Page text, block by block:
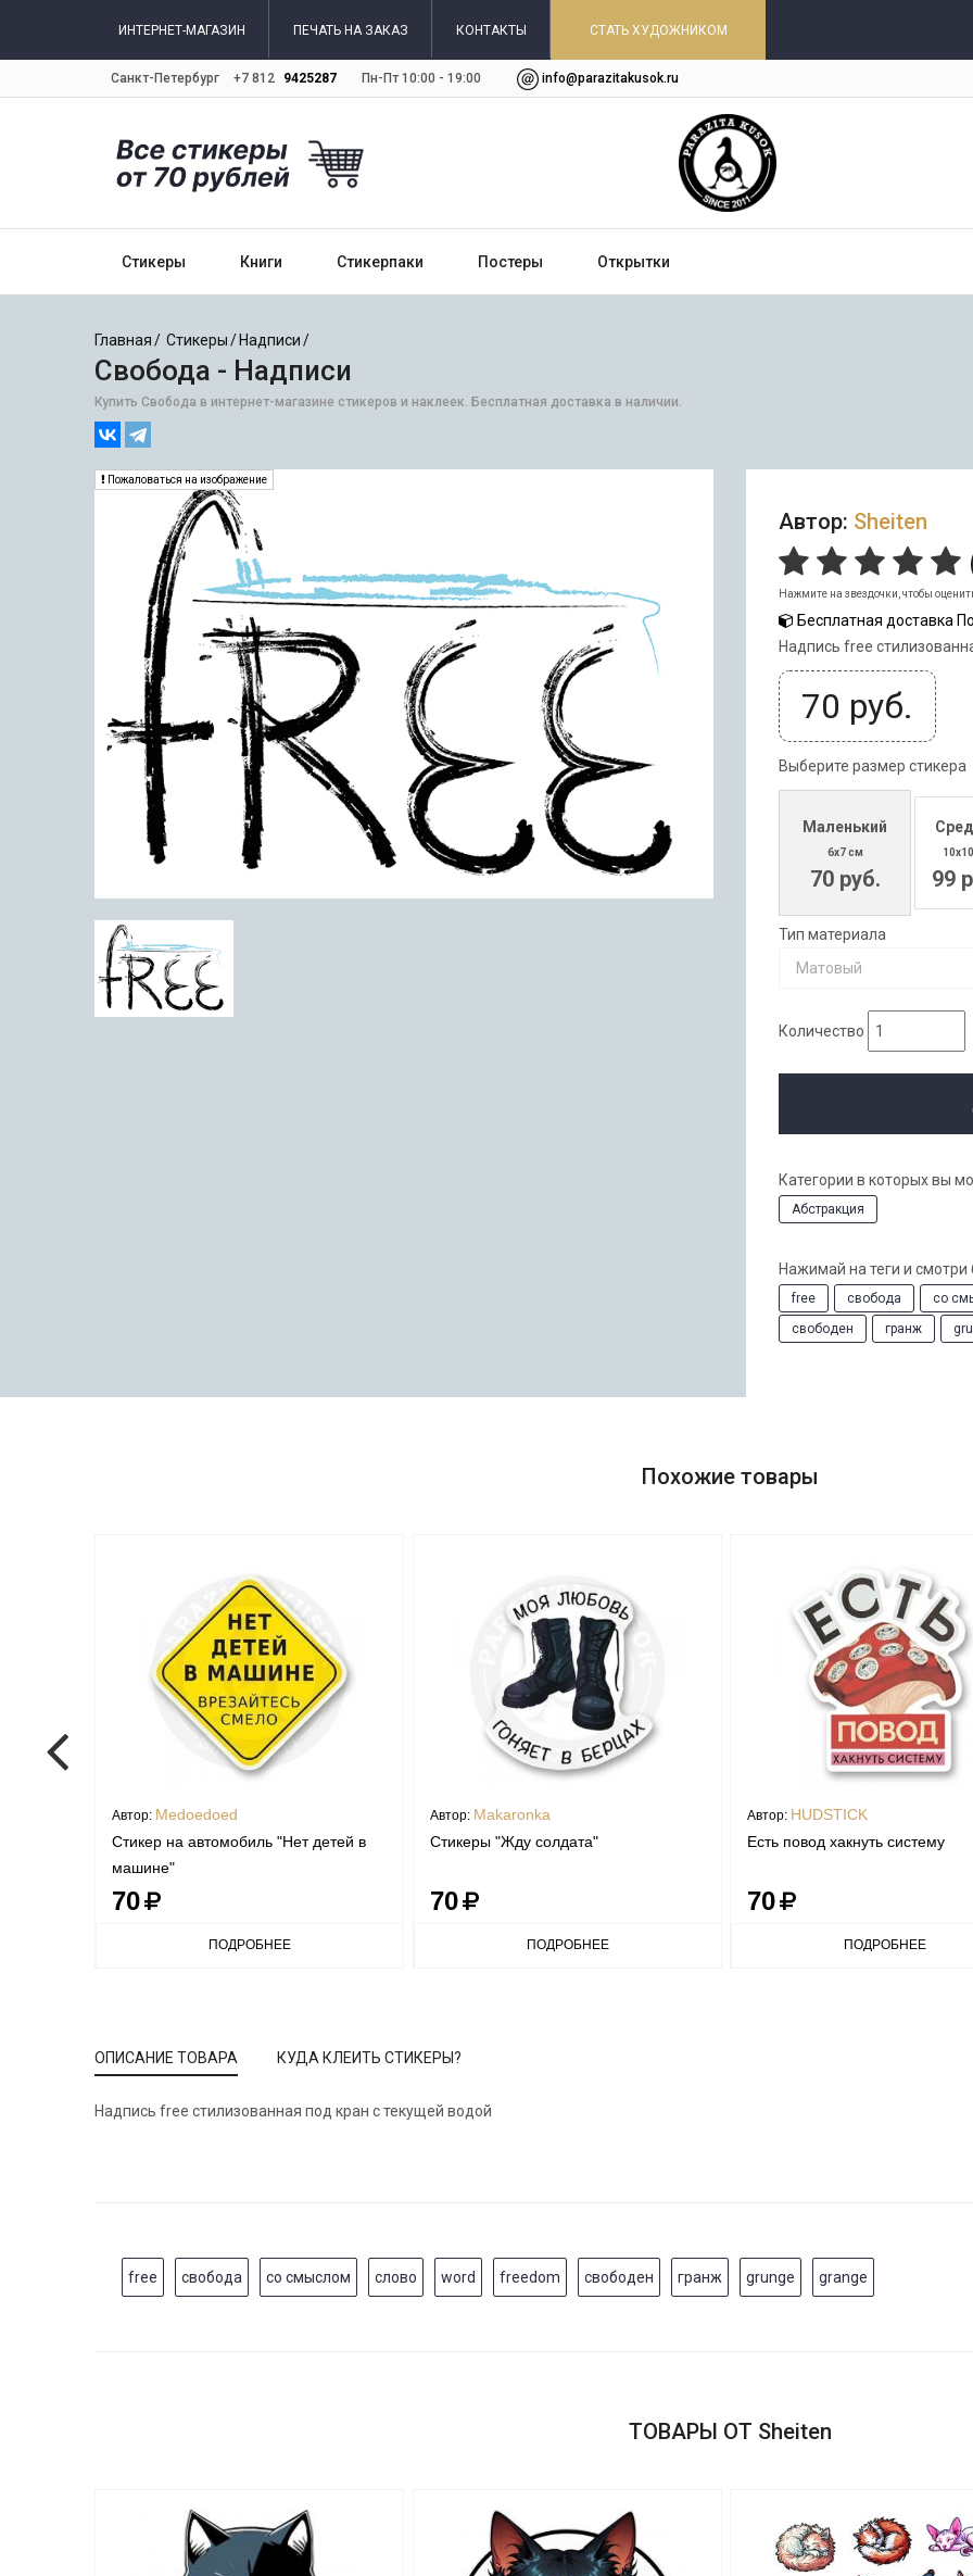
ИНТЕРНЕТ-МАГАЗИН ПЕЧАТЬ НА ЗАКАЗ КОНТАКТЫ СТАТЬ ХУДОЖНИКОМ
Санкт-Петербург +7 812 9425287 Пн-Пт 10:00 - 19:00 info@parazitakusok.ru
Стикеры Книги Стикерпаки Постеры Открытки
Главная Стикеры Надписи
Свобода - Надписи
Купить Свобода в интернет-магазине стикеров и наклеек. Бесплатная доставка в наличии.
Пожаловаться на изображение
Автор: Sheiten
Нажмите на звездочки, чтобы
Бесплатная доставка
Надпись free
70 руб.
Выберите размер стикера
Маленький
6x7 см
70 руб. 99
Тип материала
Матовый
Количество
Категории в которых вы
Абстракция
Нажимай на теги и
free свобода со
свободен
гранж
Похожие товары
Автор: Medoedoed
Стикер на автомобиль "Нет детей в
машине"
70
ПОДРОБНЕЕ
Автор: Makaronka
Стикеры "Жду солдата"
70
ПОДРОБНЕЕ
Автор: HUDSTICK
Есть повод хакнуть систему
70
ПОДРОБНЕЕ
ОПИСАНИЕ ТОВАРА КУДА КЛЕИТЬ СТИКЕРЫ?
Надпись free стилизованная под кран с текущей водой
free свобода со смыслом слово word freedom свободен гранж grunge grange
ТОВАРЫ ОТ Sheiten